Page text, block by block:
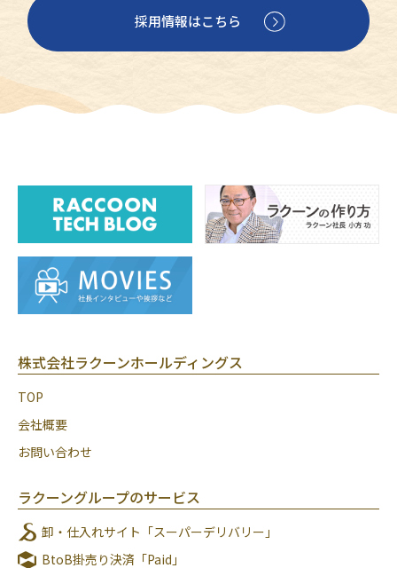
採用情報はこちら
株式会社ラクーンホールディングス
TOP
会社概要
お問い合わせ
ラクーングループのサービス
卸・仕入れサイト「スーパーデリバリー」
BtoB掛売り決済「Paid」